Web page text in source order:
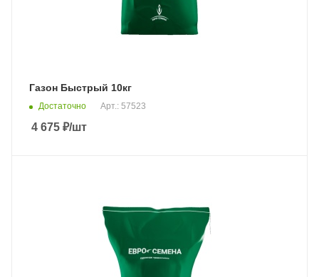
Газон Быстрый 10кг
Достаточно Арт.: 57523
4 675 ₽/шт